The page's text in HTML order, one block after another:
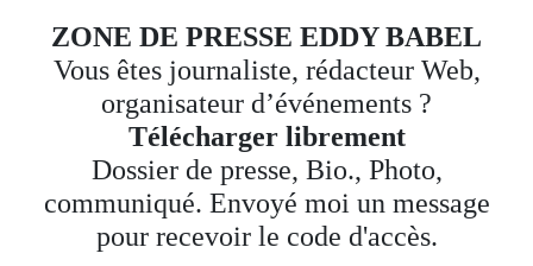
ZONE DE PRESSE EDDY BABEL
Vous êtes journaliste, rédacteur Web,
organisateur d’événements ?
Télécharger librement
Dossier de presse, Bio., Photo,
communiqué. Envoyé moi un message
pour recevoir le code d'accès.